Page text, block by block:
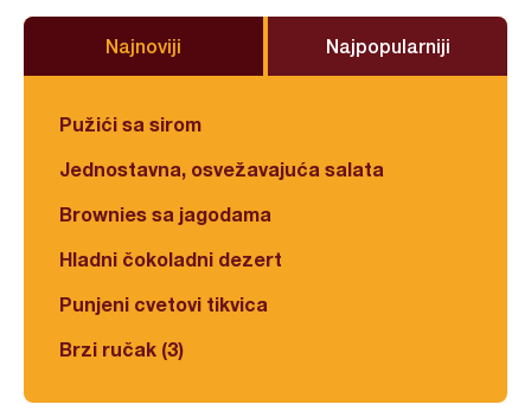
Najnoviji Najpopularniji
Pužići sa sirom
Jednostavna, osvežavajuća salata
Brownies sa jagodama
Hladni čokoladni dezert
Punjeni cvetovi tikvica
Brzi ručak (3)